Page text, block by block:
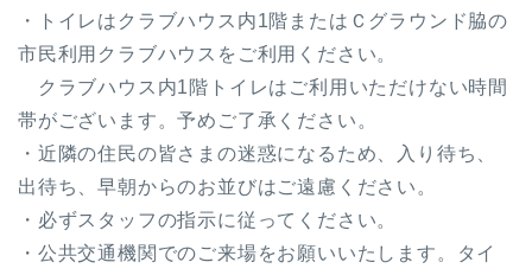
・トイレはクラブハウス内1階またはＣグラウンド脇の
市民利用クラブハウスをご利用ください。
クラブハウス内1階トイレはご利用いただけない時間
帯がございます。予めご了承ください。
・近隣の住民の皆さまの迷惑になるため、入り待ち、
出待ち、早朝からのお並びはご遠慮ください。
・必ずスタッフの指示に従ってください。
・公共交通機関でのご来場をお願いいたします。タイ